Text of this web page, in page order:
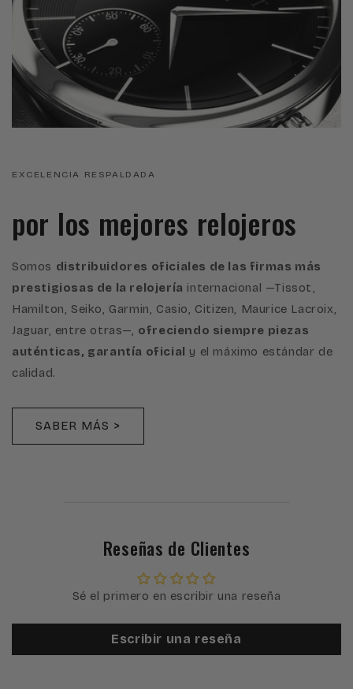
EXCELENCIA RESPALDADA
por los mejores relojeros
Somos distribuidores oficiales de las firmas más
prestigiosas de la relojería internacional —Tissot,
Hamilton, Seiko, Garmin, Casio, Citizen, Maurice Lacroix,
Jaguar, entre otras—, ofreciendo siempre piezas
auténticas, garantía oficial y el máximo estándar de
calidad.
SABER MÁS >
Reseñas de Clientes
Sé el primero en escribir una reseña
Escribir una reseña